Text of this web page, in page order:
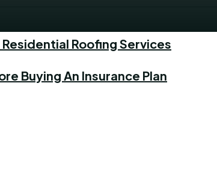
Roofing Services
Buying An Insurance Plan